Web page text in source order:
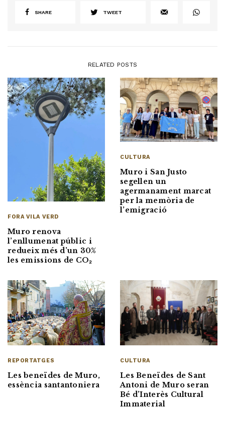
SHARE TWEET
RELATED POSTS
FORA VILA VERD
Muro renova
l’enllumenat públic i
redueix més d’un 30%
les emissions de CO₂
CULTURA
Muro i San Justo
segellen un
agermanament marcat
per la memòria de
l’emigració
REPORTATGES
Les beneïdes de Muro,
essència santantoniera
CULTURA
Les Beneïdes de Sant
Antoni de Muro seran
Bé d’Interès Cultural
Immaterial